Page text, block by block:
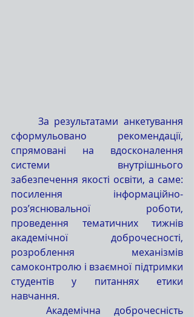
сформульовано рекомендації,
спрямовані на вдосконалення
системи внутрішнього
забезпечення якості освіти, а саме:
посилення інформаційно-
роз’яснювальної роботи,
проведення тематичних тижнів
академічної доброчесності,
розроблення механізмів
самоконтролю і взаємної підтримки
студентів у питаннях етики
навчання.